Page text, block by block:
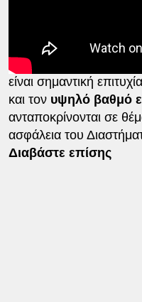
Η ακριβής στόχευση
αντικειμένου που
είναι σημαντική
και τον υψηλό βαθμό
ανταποκρίνονται σε
ασφάλεια του
Διαβάστε επίσης